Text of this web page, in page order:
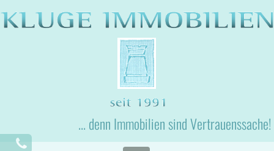
... denn Immobilien sind Vertrauenssache!